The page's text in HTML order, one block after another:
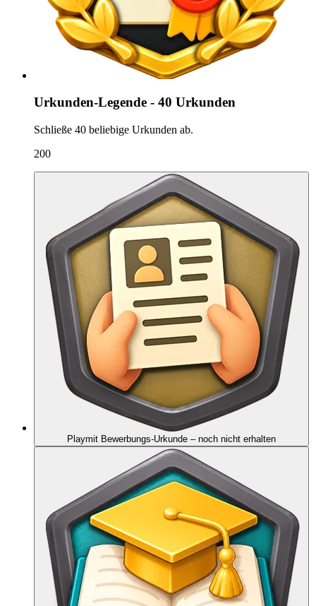
Urkunden-Legende - 40 Urkunden
Schließe 40 beliebige Urkunden ab.
200
Playmit Bewerbungs-Urkunde – noch nicht erhalten